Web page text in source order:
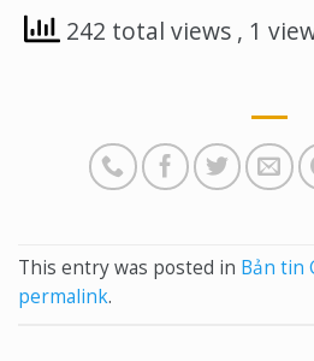
242 total views , 1
This entry was posted in Bản tin
permalink.